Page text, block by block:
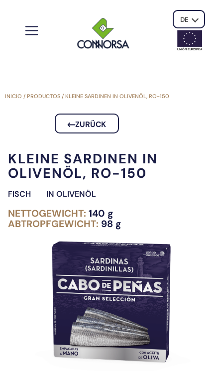
DE
UNIÓN EUROPEA
INICIO / PRODUCTOS / KLEINE SARDINEN IN OLIVENÖL, RO-150
ZURÜCK
KLEINE SARDINEN IN
OLIVENÖL, RO-150
FISCH IN OLIVENÖL
NETTOGEWICHT: 140 g
ABTROPFGEWICHT: 98 g